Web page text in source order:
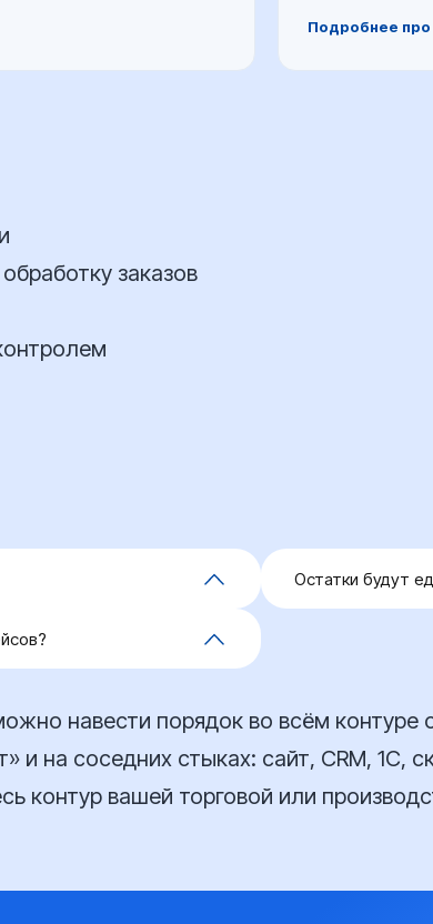
Подробнее про
заказов
интеграции нет, решаем
— оценим на
Остатки будут
навести порядок во всём контуре
и на соседних стыках: сайт, CRM,
контур вашей торговой или